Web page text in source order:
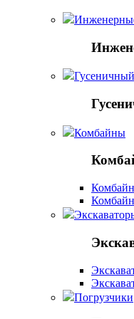
Комбайны
Погрузчики